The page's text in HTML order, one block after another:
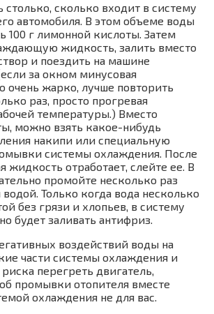
столько, сколько входит в систему
автомобиля. В этом объеме воды
100 г лимонной кислоты. Затем
жидкость, залить вместо
и поездить на машине
за окном минусовая
очень жарко, лучше повторить
раз, просто прогревая
температуры.) Вместо
можно взять какое-нибудь
накипи или специальную
системы охлаждения. После
жидкость отработает, слейте ее. В
промойте несколько раз
Только когда вода несколько
без грязи и хлопьев, в систему
будет заливать антифриз.
воздействий воды на
части системы охлаждения и
перегреть двигатель,
промывки отопителя вместе
охлаждения не для вас.